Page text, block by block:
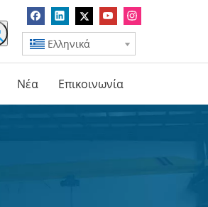
Ελληνικά
Νέα Επικοινωνία